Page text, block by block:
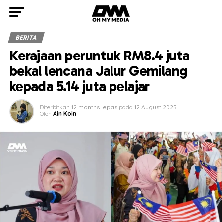
BERITA
Kerajaan peruntuk RM8.4 juta
bekal lencana Jalur Gemilang
kepada 5.14 juta pelajar
Diterbitkan 12 months lepas pada 12 August 2025
Oleh Ain Koin